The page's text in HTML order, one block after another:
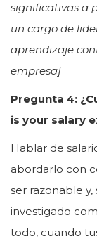
significativas a
un cargo de
aprendizaje
empresa]
Pregunta 4:
is your salary
Hablar de
abordarlo con
ser razonable
investigado
todo, cuando